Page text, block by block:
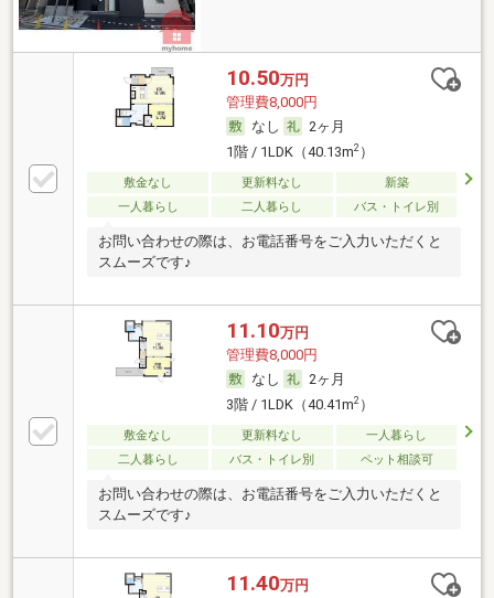
10.50万円
管理費8,000円
なし
2ヶ月
1階 / 1LDK（40.13m2）
敷金なし 更新料なし
新築
一人暮らし
二人暮らし バス・トイレ別
お問い合わせの際は、お電話番号をご入力いただくと
スムーズです♪
11.10万円
管理費8,000円
なし
2ヶ月
3階 / 1LDK（40.41m2）
敷金なし 更新料なし
一人暮らし
二人暮らし
バス・トイレ別 ペット相談可
お問い合わせの際は、お電話番号をご入力いただくと
スムーズです♪
11.40万円